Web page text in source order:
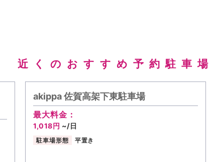
近くのおすすめ予約駐車場
akippa 佐賀高架下東駐車場
最大料金：
1,018円 ~/日
駐車場形態 平置き